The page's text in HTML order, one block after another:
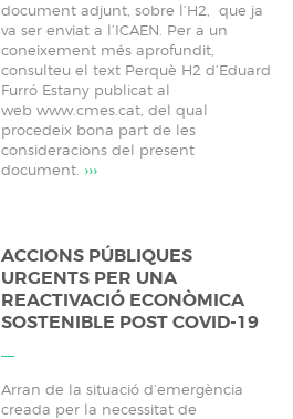
document adjunt, sobre l’H2, que ja
va ser enviat a l’ICAEN. Per a un
coneixement més aprofundit,
consulteu el text Perquè H2 d’Eduard
Furró Estany publicat al
web www.cmes.cat, del qual
procedeix bona part de les
consideracions del present
document. ›››
ACCIONS PÚBLIQUES
URGENTS PER UNA
REACTIVACIÓ ECONÒMICA
SOSTENIBLE POST COVID-19
Arran de la situació d’emergència
creada per la necessitat de